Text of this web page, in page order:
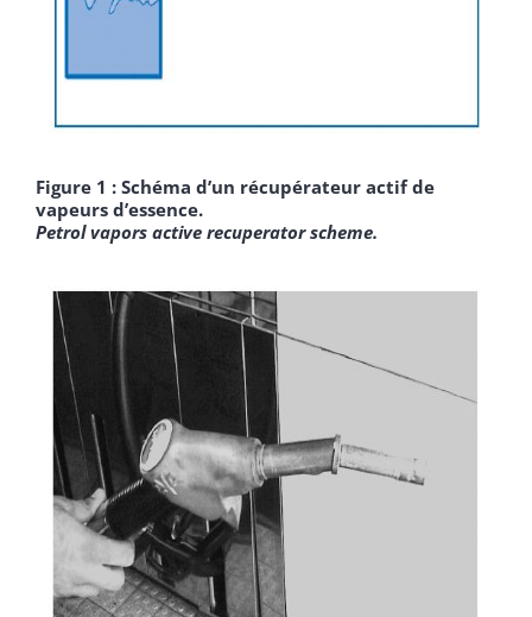
Figure 1 : Schéma d’un récupérateur actif de
vapeurs d’essence.
Petrol vapors active recuperator scheme.